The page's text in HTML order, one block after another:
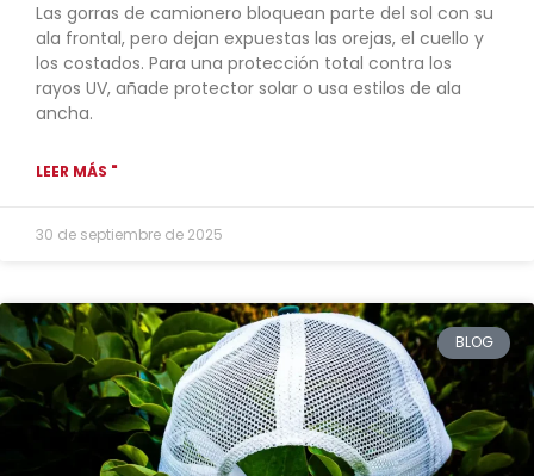
Las gorras de camionero bloquean parte del sol con su
ala frontal, pero dejan expuestas las orejas, el cuello y
los costados. Para una protección total contra los
rayos UV, añade protector solar o usa estilos de ala
ancha.
LEER MÁS "
30 de septiembre de 2025
BLOG